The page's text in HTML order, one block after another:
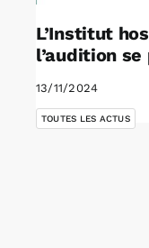
L’Institut
l’audition
13/11/2024
TOUTES LES ACTUS